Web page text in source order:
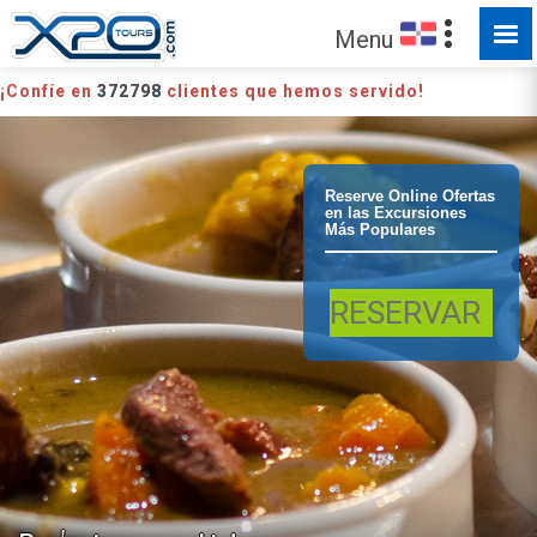
Punta Cana
Clase de cocina
Sancocho
Borracho
Menu
¡Confíe en 372798 clientes que hemos servido!
Reserve Online Ofertas
en las Excursiones
Más Populares
RESERVAR